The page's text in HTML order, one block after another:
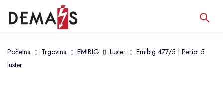
Početna Trgovina EMIBIG Luster
Emibig 477/5 | Periot 5
luster